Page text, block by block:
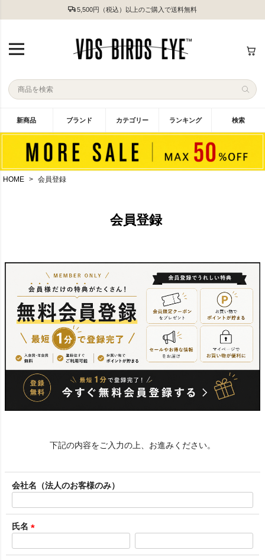
5,500円（税込）以上のご購入で送料無料
新商品 ブランド カテゴリー ランキング 検索
HOME 会員登録
会員登録
下記の内容をご入力の上、お進みください。
会社名（法人のお客様のみ）
氏名
必